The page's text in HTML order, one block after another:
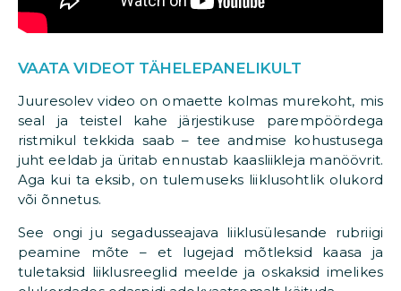
VAATA VIDEOT TÄHELEPANELIKULT
Juuresolev video on omaette kolmas murekoht, mis
seal ja teistel kahe järjestikuse parempöördega
ristmikul tekkida saab – tee andmise kohustusega
juht eeldab ja üritab ennustab kaasliikleja manöövrit.
Aga kui ta eksib, on tulemuseks liiklusohtlik olukord
või õnnetus.
See ongi ju segadusseajava liiklusülesande rubriigi
peamine mõte – et lugejad mõtleksid kaasa ja
tuletaksid liiklusreeglid meelde ja oskaksid imelikes